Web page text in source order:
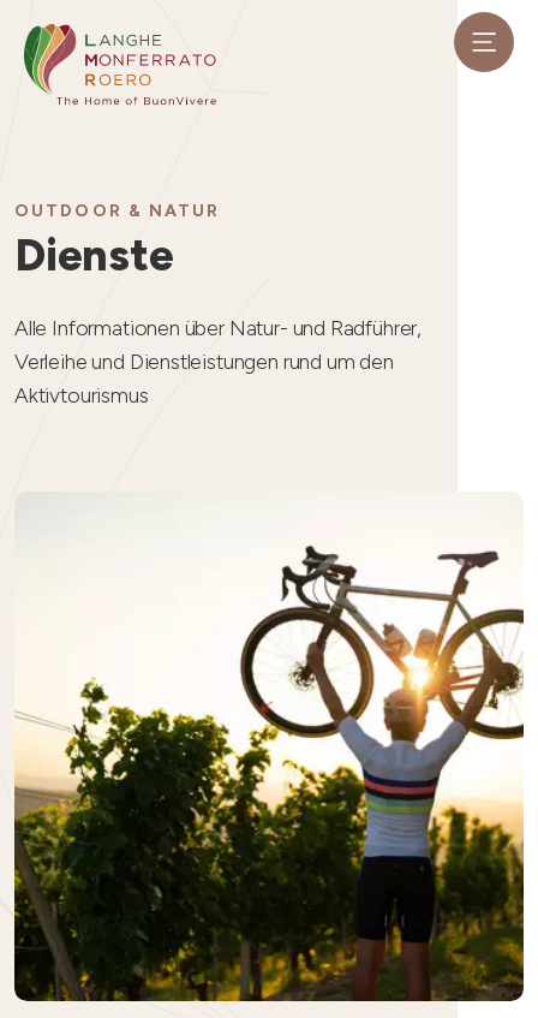
OUTDOOR & NATUR
Dienste
Alle Informationen über Natur- und Radführer,
Verleihe und Dienstleistungen rund um den
Aktivtourismus